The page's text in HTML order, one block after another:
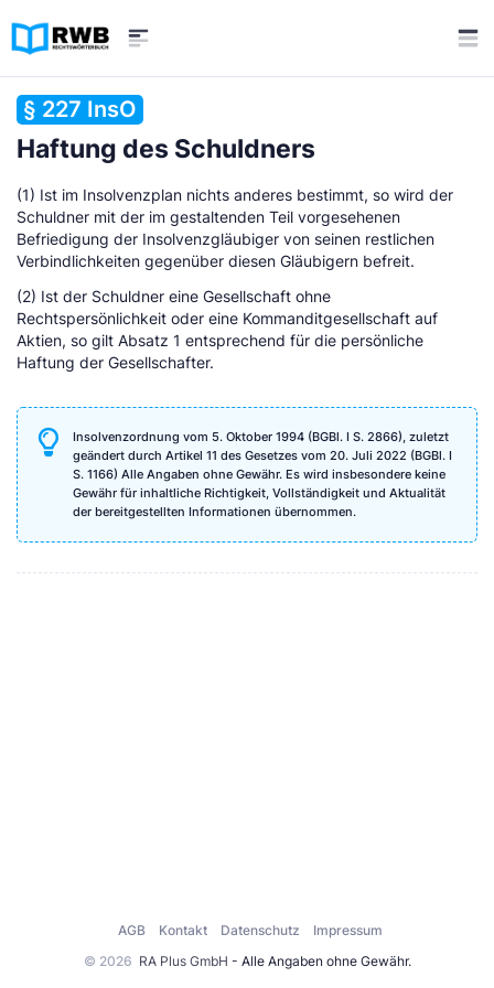
§ 227 InsO
Haftung des Schuldners
(1) Ist im Insolvenzplan nichts anderes bestimmt, so wird der
Schuldner mit der im gestaltenden Teil vorgesehenen
Befriedigung der Insolvenzgläubiger von seinen restlichen
Verbindlichkeiten gegenüber diesen Gläubigern befreit.
(2) Ist der Schuldner eine Gesellschaft ohne
Rechtspersönlichkeit oder eine Kommanditgesellschaft auf
Aktien, so gilt Absatz 1 entsprechend für die persönliche
Haftung der Gesellschafter.
Insolvenzordnung vom 5. Oktober 1994 (BGBl. I S. 2866), zuletzt
geändert durch Artikel 11 des Gesetzes vom 20. Juli 2022 (BGBl. I
S. 1166) Alle Angaben ohne Gewähr. Es wird insbesondere keine
Gewähr für inhaltliche Richtigkeit, Vollständigkeit und Aktualität
der bereitgestellten Informationen übernommen.
© 2026 RA Plus GmbH - Alle Angaben ohne Gewähr.
AGB Kontakt Datenschutz Impressum